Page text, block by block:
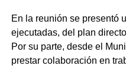
En la reunión se presentó
ejecutadas, del plan
Por su parte, desde el
prestar colaboración en